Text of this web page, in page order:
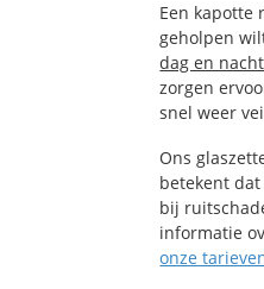
Een kapotte
geholpen
dag en
zorgen
snel weer
Ons
betekent
bij
informatie
onze